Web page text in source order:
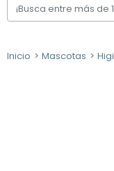
Inicio Mascotas